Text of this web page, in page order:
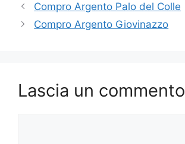
Compro Argento Palo del Colle
Compro Argento Giovinazzo
Lascia un commento